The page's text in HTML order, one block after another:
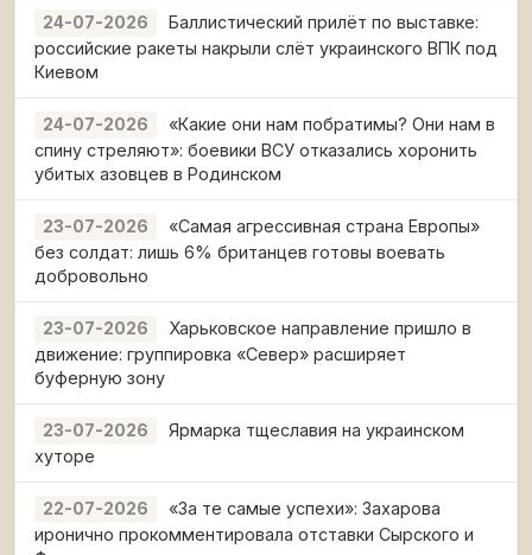
24-07-2026
Баллистический прилёт по выставке:
российские ракеты накрыли слёт украинского ВПК под
Киевом
24-07-2026
«Какие они нам побратимы? Они нам в
спину стреляют»: боевики ВСУ отказались хоронить
убитых азовцев в Родинском
23-07-2026
«Самая агрессивная страна Европы»
без солдат: лишь 6% британцев готовы воевать
добровольно
23-07-2026
Харьковское направление пришло в
движение: группировка «Север» расширяет
буферную зону
23-07-2026
Ярмарка тщеславия на украинском
хуторе
22-07-2026
«За те самые успехи»: Захарова
иронично прокомментировала отставки Сырского и